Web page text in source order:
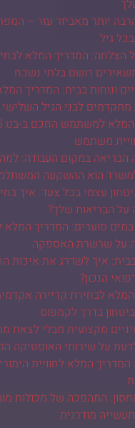
הרבה יותר מאביזר עזר –
בכל גיל
הצלחה: המדריך המלא
רושם בלתי נשכח
ונוחות בבית: המדריך
מתקדמים לבני הגיל השלישי
משתמש
במקום העבודה:
למשרד הוא ההשקעה
עצמי בכל צעד: איך
הבריאות שלך?
במים סוערים: המדריך המלא
על שרשרת האספקה
איך לשדרג את איכות
הנכון?
לבחירת קריירה
בדרך לקמפוס
מקצועית מבלי לצאת
על שירותי האופטיקה
בט 365: המדריך המלא לחוויית
המהפכה של מכולות
מודרנית